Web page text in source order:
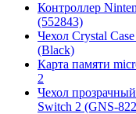
Контроллер
(552843)
Чехол Сrystal
(Black)
Карта памяти
2
Чехол
Switch 2 (GNS-